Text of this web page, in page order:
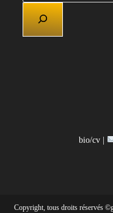
bio/cv |
Copyright, tous droits réservés